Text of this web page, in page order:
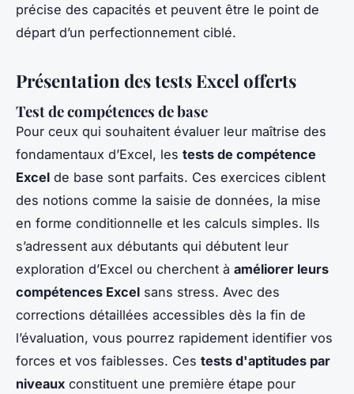
précise des capacités et peuvent être le point de
départ d’un perfectionnement ciblé.
Présentation des tests Excel offerts
Test de compétences de base
Pour ceux qui souhaitent évaluer leur maîtrise des
fondamentaux d’Excel, les tests de compétence
Excel de base sont parfaits. Ces exercices ciblent
des notions comme la saisie de données, la mise
en forme conditionnelle et les calculs simples. Ils
s’adressent aux débutants qui débutent leur
exploration d’Excel ou cherchent à améliorer leurs
compétences Excel sans stress. Avec des
corrections détaillées accessibles dès la fin de
l’évaluation, vous pourrez rapidement identifier vos
forces et vos faiblesses. Ces tests d'aptitudes par
niveaux constituent une première étape pour